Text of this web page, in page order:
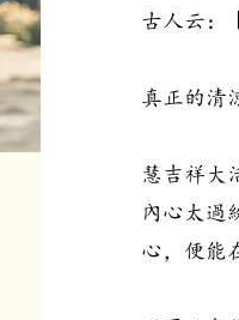
古人云：
真正的清
慧吉祥大
內心太過
心，便能